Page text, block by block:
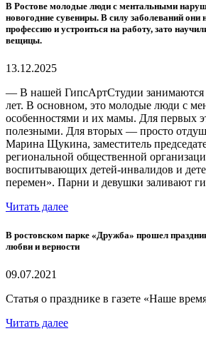
В Ростове молодые люди с ментальными
новогодние сувениры. В силу заболеваний они
профессию и устроиться на работу, зато
вещицы.
13.12.2025
— В нашей ГипсАртСтудии занимаются
лет. В основном, это молодые люди с
особенностями и их мамы. Для первых
полезными. Для вторых — просто
Марина Щукина, заместитель
региональной общественной
воспитывающих детей-инвалидов и
перемен». Парни и девушки заливают
Читать далее
В ростовском парке «Дружба» прошел
любви и верности
09.07.2021
Статья о празднике в газете «Наше
Читать далее